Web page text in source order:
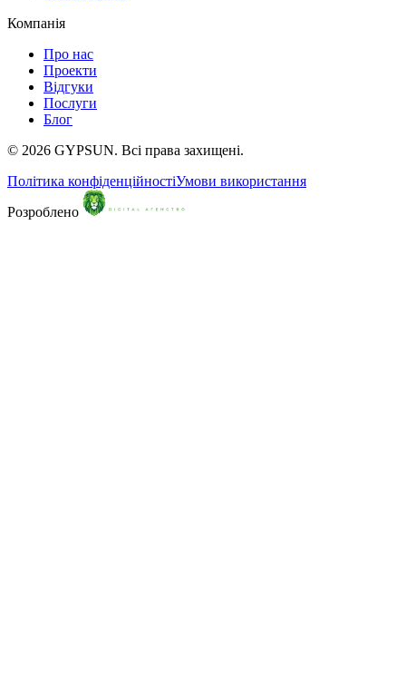
Компанія
Про нас
Проекти
Відгуки
Послуги
Блог
© 2026 GYPSUN. Всі права захищені.
Політика конфіденційностіУмови використання
Розроблено